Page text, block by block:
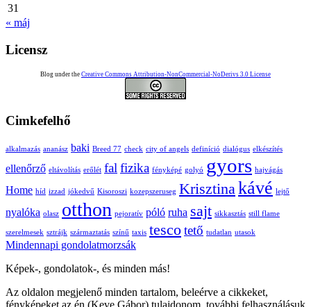
31
« máj
Licensz
Blog under the Creative Commons Attribution-NonCommercial-NoDerivs 3.0 License
Cimkefelhő
alkalmazás ananász baki Breed 77 check city of angels definíció dialógus elkészítés
ellenőrző eltávolítás erőlét fal fizika fényképé golyó gyors hajvágás
Home híd izzad jókedvű Kisoroszi kozepszeruseg Krisztina kávé lejtő
nyalóka olasz otthon pejoratív póló ruha sajt sikkasztás still flame
szerelmesek sztrájk származtatás színű taxis tescotető tudatlan utasok
Mindennapi gondolatmorzsák
Képek-, gondolatok-, és minden más!
Az oldalon megjelenő minden tartalom, beleérve a cikkeket,
fényképeket az én (Keve Gábor) tulajdonom. további felhasználásuk